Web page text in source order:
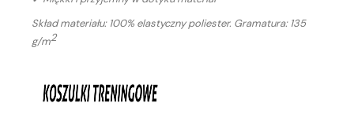
Skład materiału: 100% elastyczny poliester. Gramatura: 135
g/m2